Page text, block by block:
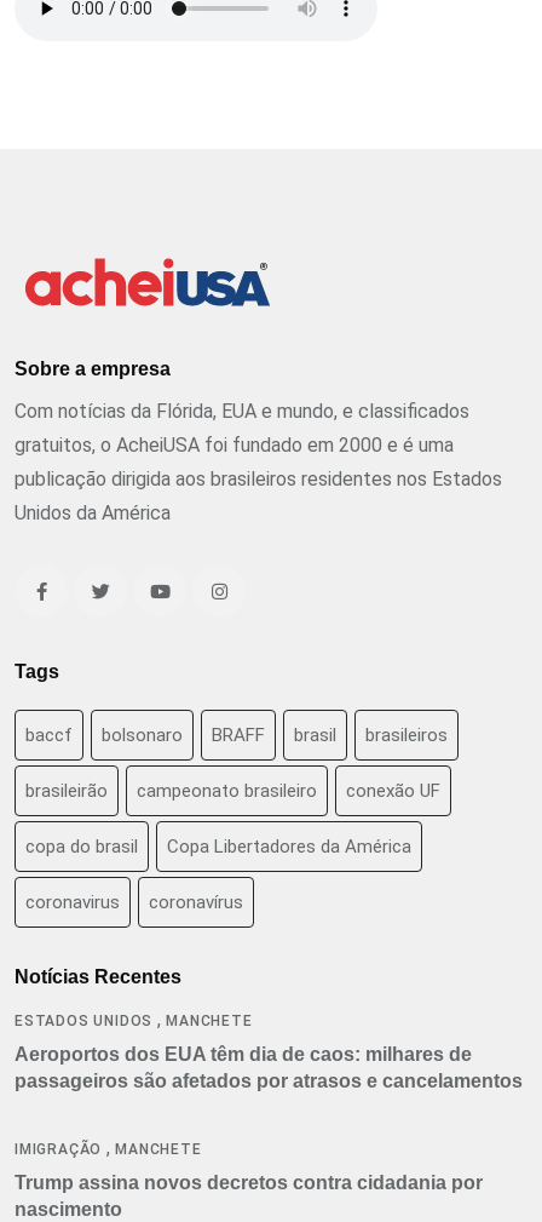
Sobre a empresa
Com notícias da Flórida, EUA e mundo, e classificados
gratuitos, o AcheiUSA foi fundado em 2000 e é uma
publicação dirigida aos brasileiros residentes nos Estados
Unidos da América
Tags
baccf bolsonaro BRAFF brasil brasileiros
brasileirão campeonato brasileiro conexão UF
copa do brasil Copa Libertadores da América
coronavirus coronavírus
Notícias Recentes
ESTADOS UNIDOS ,MANCHETE
Aeroportos dos EUA têm dia de caos: milhares de
passageiros são afetados por atrasos e cancelamentos
IMIGRAÇÃO ,MANCHETE
Trump assina novos decretos contra cidadania por
nascimento